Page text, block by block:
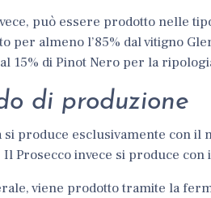
può essere prodotto nelle
per almeno l’85% dal vitigno
15% di Pinot Nero per la
di produzione
produce esclusivamente con il
Il Prosecco invece si produce
viene prodotto tramite la